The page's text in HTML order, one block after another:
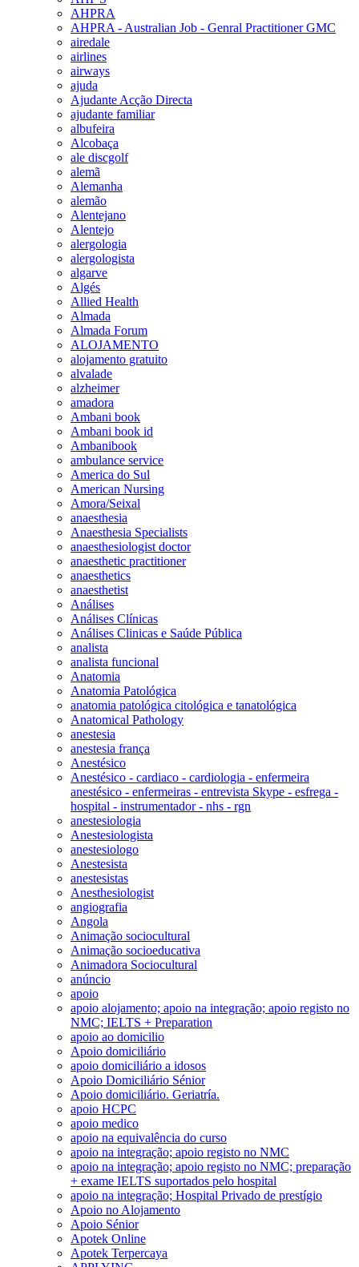
AHPRA
AHPRA - Australian Job - Genral Practitioner GMC
airedale
airlines
airways
ajuda
Ajudante Acção Directa
ajudante familiar
albufeira
Alcobaça
ale discgolf
alemã
Alemanha
alemão
Alentejano
Alentejo
alergologia
alergologista
algarve
Algés
Allied Health
Almada
Almada Forum
ALOJAMENTO
alojamento gratuito
alvalade
alzheimer
amadora
Ambani book
Ambani book id
Ambanibook
ambulance service
America do Sul
American Nursing
Amora/Seixal
anaesthesia
Anaesthesia Specialists
anaesthesiologist doctor
anaesthetic practitioner
anaesthetics
anaesthetist
Análises
Análises Clínicas
Análises Clinicas e Saúde Pública
analista
analista funcional
Anatomia
Anatomia Patológica
anatomia patológica citológica e tanatológica
Anatomical Pathology
anestesia
anestesia frança
Anestésico
Anestésico - cardiaco - cardiologia - enfermeira
anestésico - enfermeiras - entrevista Skype - esfrega -
hospital - instrumentador - nhs - rgn
anestesiologia
Anestesiologista
anestesiologo
Anestesista
anestesistas
Anesthesiologist
angiografia
Angola
Animação sociocultural
Animação socioeducativa
Animadora Sociocultural
anúncio
apoio
apoio alojamento; apoio na integração; apoio registo no
NMC; IELTS + Preparation
apoio ao domicilio
Apoio domiciliário
apoio domiciliário a idosos
Apoio Domiciliário Sénior
Apoio domiciliário. Geriatría.
apoio HCPC
apoio medico
apoio na equivalência do curso
apoio na integração; apoio registo no NMC
apoio na integração; apoio registo no NMC; preparação
+ exame IELTS suportados pelo hospital
apoio na integração; Hospital Privado de prestígio
Apoio no Alojamento
Apoio Sénior
Apotek Online
Apotek Terpercaya